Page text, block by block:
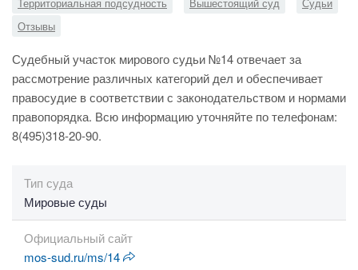
Отзывы
Судебный участок мирового судьи №14 отвечает за
рассмотрение различных категорий дел и обеспечивает
правосудие в соответствии с законодательством и нормами
правопорядка. Всю информацию уточняйте по телефонам:
8(495)318-20-90.
Тип суда
Мировые суды
Официальный сайт
mos-sud.ru/ms/14